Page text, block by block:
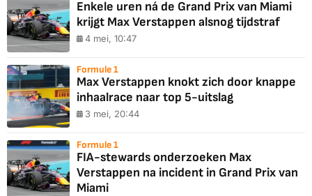
Enkele uren ná de Grand Prix van Miami
krijgt Max Verstappen alsnog tijdstraf
4 mei, 10:47
Formule 1
Max Verstappen knokt zich door knappe
inhaalrace naar top 5-uitslag
3 mei, 20:44
Formule 1
FIA-stewards onderzoeken Max
Verstappen na incident in Grand Prix van
Miami